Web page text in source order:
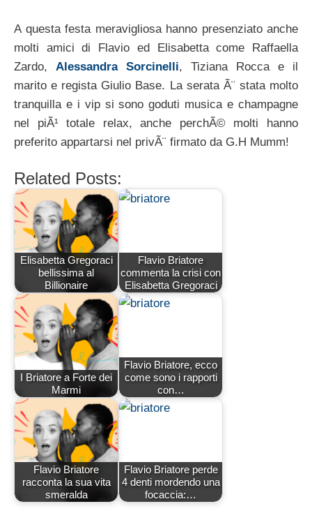
A questa festa meravigliosa hanno presenziato anche
molti amici di Flavio ed Elisabetta come Raffaella
Zardo, Alessandra Sorcinelli, Tiziana Rocca e il
marito e regista Giulio Base. La serata Ã¨ stata molto
tranquilla e i vip si sono goduti musica e champagne
nel piÃ¹ totale relax, anche perchÃ© molti hanno
preferito appartarsi nel privÃ¨ firmato da G.H Mumm!
Related Posts:
Elisabetta Gregoraci
bellissima al
Billionaire
Flavio Briatore
commenta la crisi con
Elisabetta Gregoraci
I Briatore a Forte dei
Marmi
Flavio Briatore, ecco
come sono i rapporti
con…
Flavio Briatore
racconta la sua vita
smeralda
Flavio Briatore perde
4 denti mordendo una
focaccia:…